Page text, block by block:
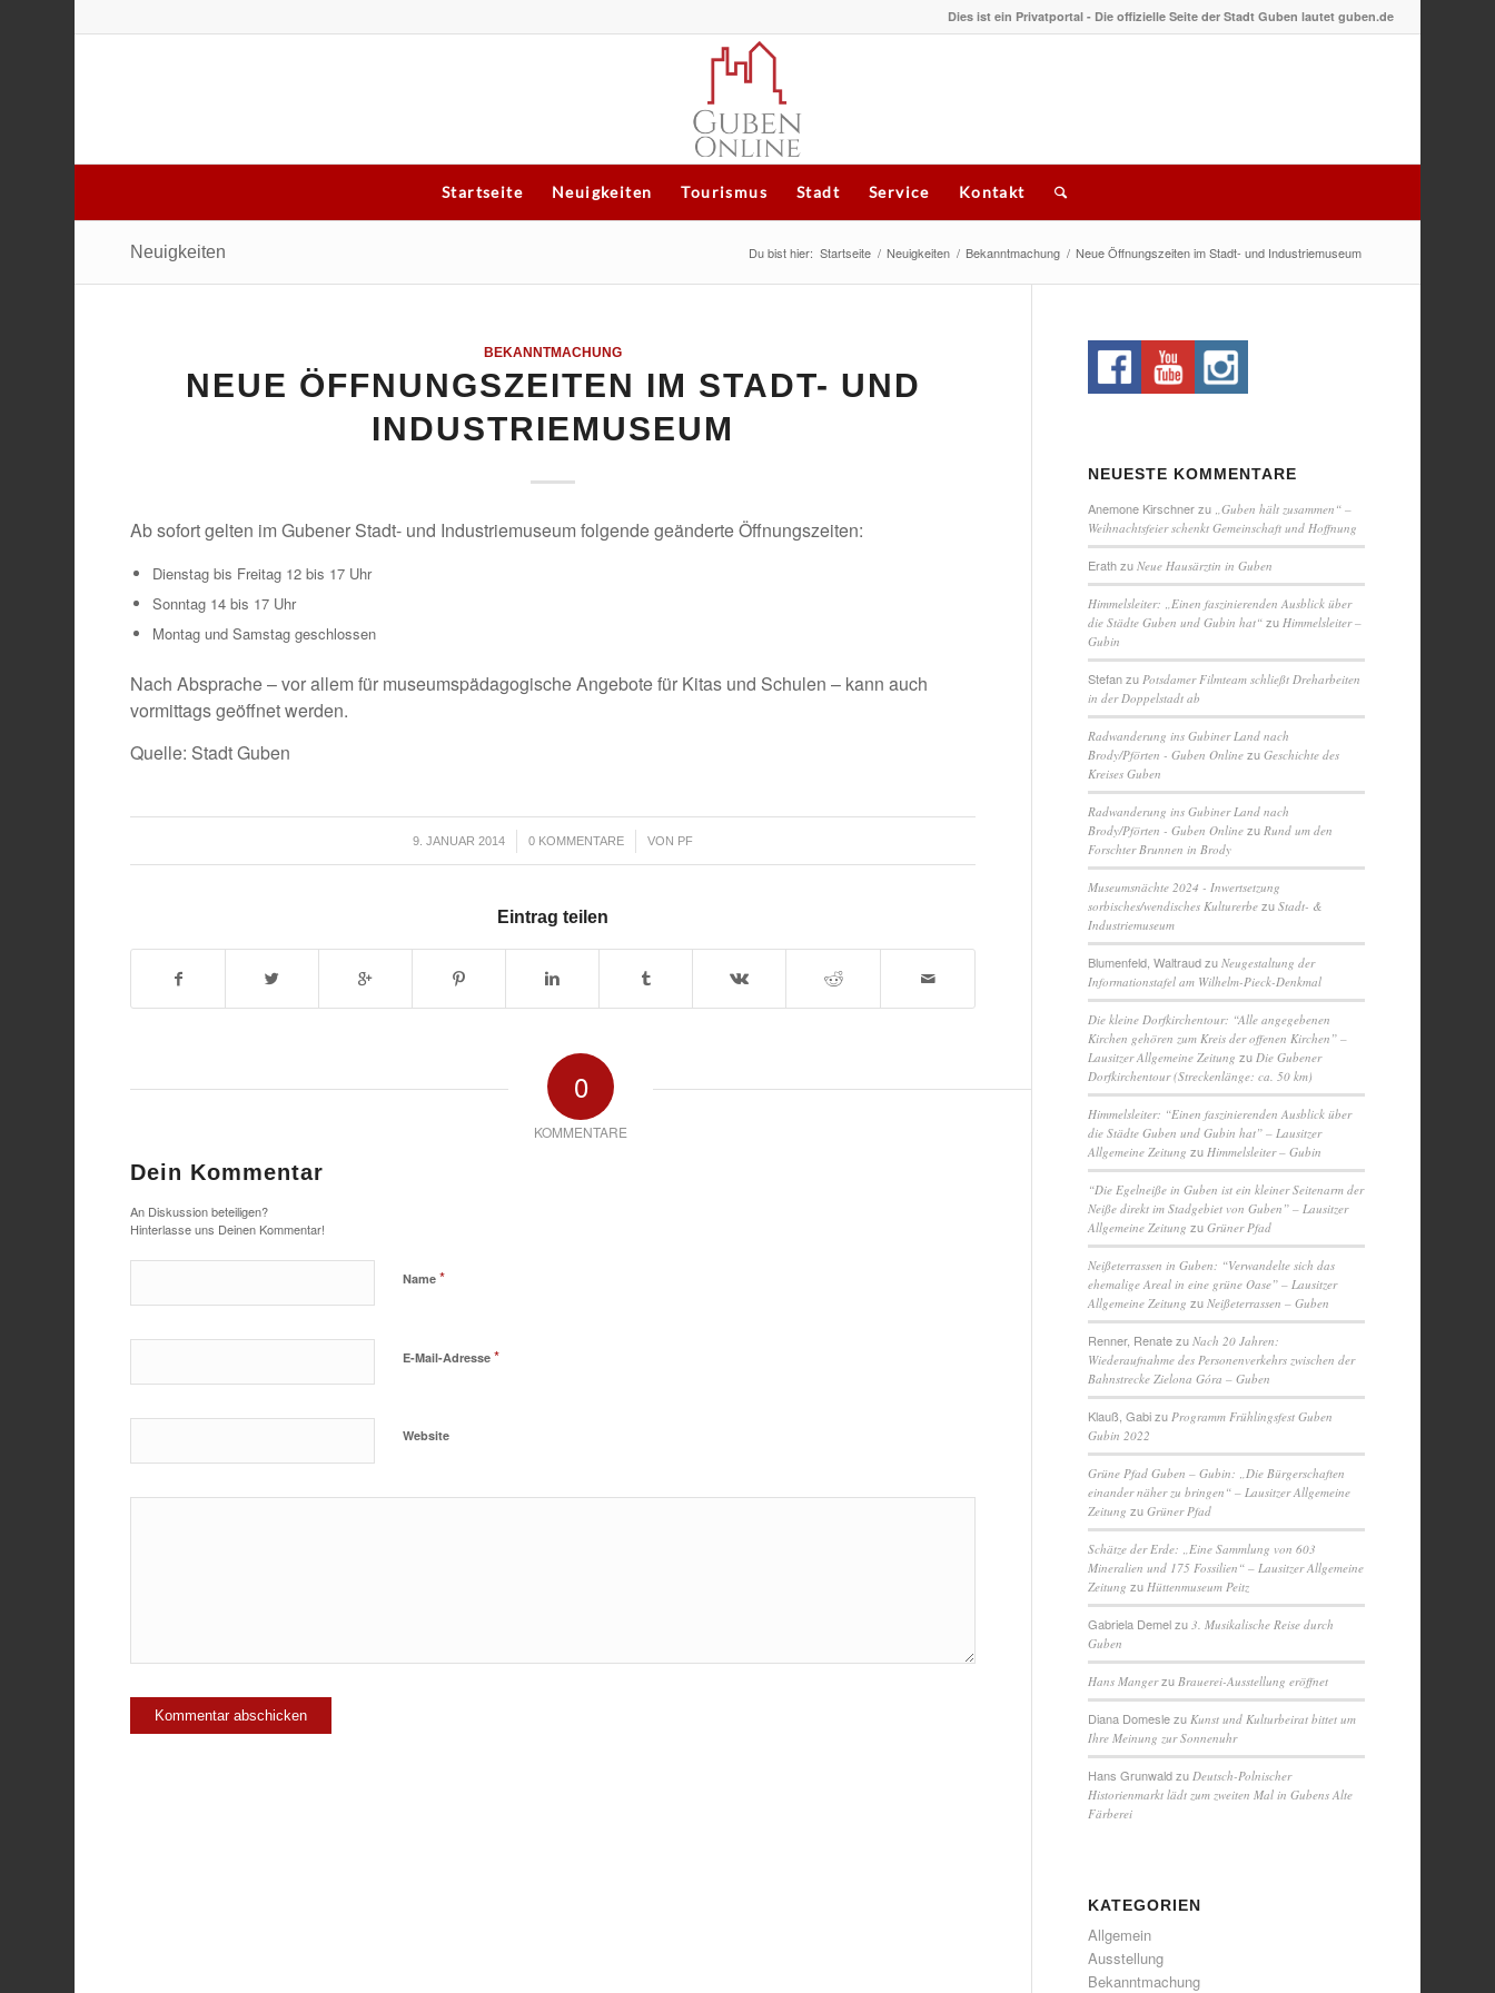
Dies ist ein Privatportal - Die offizielle Seite der Stadt Guben lautet guben.de
Startseite Neuigkeiten Tourismus Stadt Service Kontakt
Neuigkeiten Du bist hier: Startseite / Neuigkeiten / Bekanntmachung / Neue Öffnungszeiten im Stadt- und Industriemuseum
BEKANNTMACHUNG
NEUE ÖFFNUNGSZEITEN IM STADT- UND
INDUSTRIEMUSEUM
Ab sofort gelten im Gubener Stadt- und Industriemuseum folgende geänderte Öffnungszeiten:
Dienstag bis Freitag 12 bis 17 Uhr
Sonntag 14 bis 17 Uhr
Montag und Samstag geschlossen
Nach Absprache – vor allem für museumspädagogische Angebote für Kitas und Schulen – kann auch
vormittags geöffnet werden.
Quelle: Stadt Guben
9. JANUAR 2014
/ 0 KOMMENTARE
/ VON PF
Eintrag teilen
0
KOMMENTARE
Dein Kommentar
An Diskussion beteiligen?
Hinterlasse uns Deinen Kommentar!
Name*
E-Mail-Adresse*
Website
NEUESTE KOMMENTARE
Anemone Kirschnerzu „Guben hält zusammen“ –
Weihnachtsfeier schenkt Gemeinschaft und Hoffnung
ErathzuNeue Hausärztin in Guben
Himmelsleiter: „Einen faszinierenden Ausblick über
die Städte Guben und Gubin hat“ zu Himmelsleiter –
Gubin
Stefanzu Potsdamer Filmteam schließt Dreharbeiten
in der Doppelstadt ab
Radwanderung ins Gubiner Land nach
Brody/Pförten - Guben Online zuGeschichte des
Kreises Guben
Radwanderung ins Gubiner Land nach
Brody/Pförten - Guben Online zu Rund um den
Forschter Brunnen in Brody
Museumsnächte 2024 - Inwertsetzung
sorbisches/wendisches Kulturerbe zuStadt- &
Industriemuseum
Blumenfeld, WaltraudzuNeugestaltung der
Informationstafel am Wilhelm-Pieck-Denkmal
Die kleine Dorfkirchentour: “Alle angegebenen
Kirchen gehören zum Kreis der offenen Kirchen” –
Lausitzer Allgemeine Zeitung zu Die Gubener
Dorfkirchentour (Streckenlänge: ca. 50 km)
Himmelsleiter: “Einen faszinierenden Ausblick über
die Städte Guben und Gubin hat” – Lausitzer
Allgemeine Zeitung zu Himmelsleiter – Gubin
“Die Egelneiße in Guben ist ein kleiner Seitenarm der
Neiße direkt im Stadgebiet von Guben” – Lausitzer
Allgemeine Zeitung zuGrüner Pfad
Neißeterrassen in Guben: “Verwandelte sich das
ehemalige Areal in eine grüne Oase” – Lausitzer
Allgemeine Zeitung zuNeißeterrassen – Guben
Renner, RenatezuNach 20 Jahren:
Wiederaufnahme des Personenverkehrs zwischen der
Bahnstrecke Zielona Góra – Guben
Klauß, Gabizu Programm Frühlingsfest Guben
Gubin 2022
Grüne Pfad Guben – Gubin: „Die Bürgerschaften
einander näher zu bringen“ – Lausitzer Allgemeine
Zeitung zuGrüner Pfad
Schätze der Erde: „Eine Sammlung von 603
Mineralien und 175 Fossilien“ – Lausitzer Allgemeine
Zeitung zu Hüttenmuseum Peitz
Gabriela Demelzu 3. Musikalische Reise durch
Guben
Hans Mangerzu Brauerei-Ausstellung eröffnet
Diana Domeslezu Kunst und Kulturbeirat bittet um
Ihre Meinung zur Sonnenuhr
Hans Grunwaldzu Deutsch-Polnischer
Historienmarkt lädt zum zweiten Mal in Gubens Alte
Färberei
KATEGORIEN
Allgemein
Ausstellung
Bekanntmachung